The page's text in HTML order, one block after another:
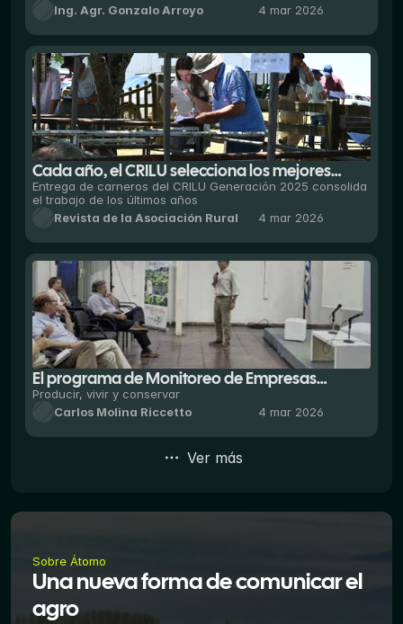
nuestro país, comprender en cifras la evolución
entre realidades...
Ing. Agr. Gonzalo Arroyo
4 mar 2026
Cada año, el CRILU selecciona los mejores
carneros —desde el punto de vista genético—
de la nueva generación y los asigna a sus
consorciados a través de un sorteo oficial...
Entrega de carneros del CRILU Generación 2025 consolida
el trabajo de los últimos años
Revista de la Asociación Rural
4 mar 2026
El programa de Monitoreo de Empresas
Ganaderas “Carpetas Verdes”, activo desde el
año 2000, se consolidó como una herramienta
clave del Plan Agropecuario para relevar,
generar y difundir resultados productivos,
Producir, vivir y conservar
Carlos Molina Riccetto
4 mar 2026
Ver más
Sobre Átomo
Una nueva forma de comunicar el
agro